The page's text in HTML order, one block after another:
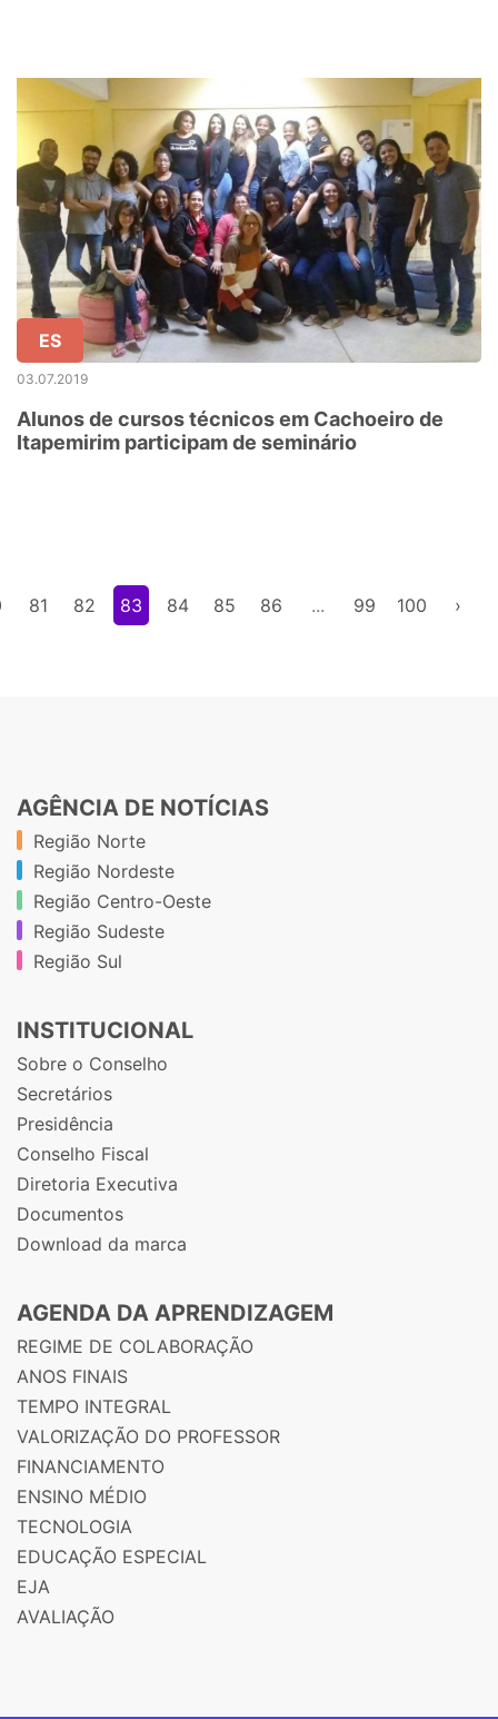
ES
03.07.2019
Alunos de cursos técnicos em Cachoeiro de
Itapemirim participam de seminário
81 82 83 84 85 86 ... 99 100 ›
AGÊNCIA DE NOTÍCIAS
Região Norte
Região Nordeste
Região Centro-Oeste
Região Sudeste
Região Sul
INSTITUCIONAL
Sobre o Conselho
Secretários
Presidência
Conselho Fiscal
Diretoria Executiva
Documentos
Download da marca
AGENDA DA APRENDIZAGEM
REGIME DE COLABORAÇÃO
ANOS FINAIS
TEMPO INTEGRAL
VALORIZAÇÃO DO PROFESSOR
FINANCIAMENTO
ENSINO MÉDIO
TECNOLOGIA
EDUCAÇÃO ESPECIAL
EJA
AVALIAÇÃO